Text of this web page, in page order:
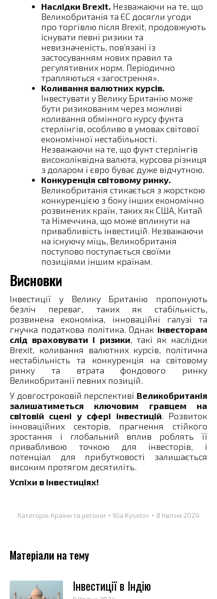
Наслідки Brexit. Незважаючи на те, що
Великобританія та ЄС досягли угоди
про торгівлю після Brexit, продовжують
існувати певні ризики та
невизначеність, пов’язані із
застосуванням нових правил та
регулятивних норм. Періодично
трапляються «загострення».
Коливання валютних курсів.
Інвестувати у Велику Британію може
бути ризикованим через можливі
коливання обмінного курсу фунта
стерлінгів, особливо в умовах світової
економічної нестабільності.
Незважаючи на те, що фунт стерлінгів
високоліквідна валюта, курсова різниця
з доларом і євро буває дуже відчутною.
Конкуренція світовому ринку.
Великобританія стикається з жорсткою
конкуренцією з боку інших економічно
розвинених країн, таких як США, Китай
та Німеччина, що може вплинути на
привабливість інвестицій. Незважаючи
на існуючу міць, Великобританія
поступово поступається своїми
позиціями іншим країнам.
Висновки
Інвестиції у Велику Британію пропонують
безліч переваг, таких як стабільність,
розвинена економіка, інноваційні галузі та
гнучка податкова політика. Однак інвесторам
слід враховувати і ризики, такі як наслідки
Brexit, коливання валютних курсів, політична
нестабільність та конкуренція на світовому
ринку та втрата фондового ринку
Великобританії певних позицій.
У довгостроковій перспективі Великобританія
залишатиметься ключовим гравцем на
світовій сцені у сфері інвестицій. Розвиток
інноваційних секторів, прагнення стійкого
зростання і глобальний вплив роблять її
привабливою точкою для інвесторів, і
потенціал для прибутковості залишається
високим протягом десятиліть.
Успіхи в інвестиціях!
Категорія: Країни та регіони Illia Kyselov 8 Квітня 2024
Матеріали на тему
Інвестиції в Індію